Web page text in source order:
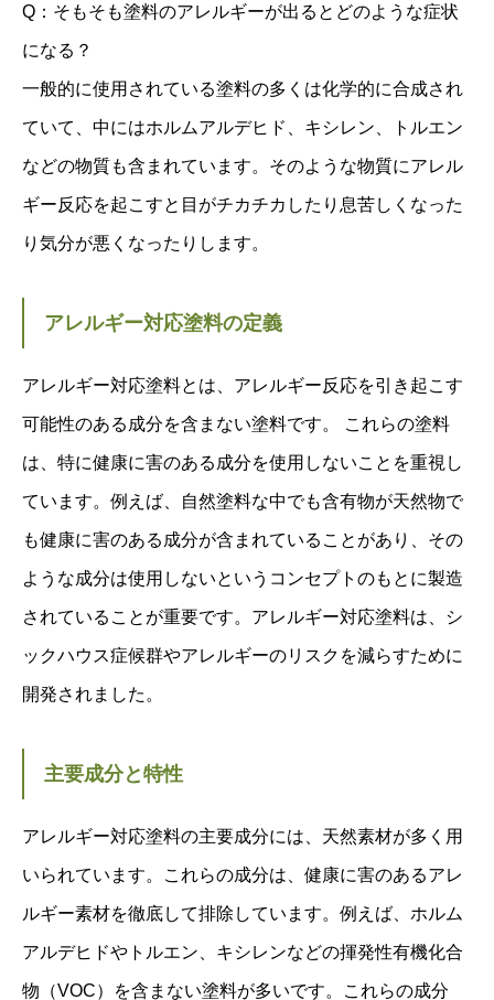
Q：そもそも塗料のアレルギーが出るとどのような症状
になる？
一般的に使用されている塗料の多くは化学的に合成され
ていて、中にはホルムアルデヒド、キシレン、トルエン
などの物質も含まれています。そのような物質にアレル
ギー反応を起こすと目がチカチカしたり息苦しくなった
り気分が悪くなったりします。
アレルギー対応塗料の定義
アレルギー対応塗料とは、アレルギー反応を引き起こす
可能性のある成分を含まない塗料です。 これらの塗料
は、特に健康に害のある成分を使用しないことを重視し
ています。例えば、自然塗料な中でも含有物が天然物で
も健康に害のある成分が含まれていることがあり、その
ような成分は使用しないというコンセプトのもとに製造
されていることが重要です。アレルギー対応塗料は、シ
ックハウス症候群やアレルギーのリスクを減らすために
開発されました。
主要成分と特性
アレルギー対応塗料の主要成分には、天然素材が多く用
いられています。これらの成分は、健康に害のあるアレ
ルギー素材を徹底して排除しています。例えば、ホルム
アルデヒドやトルエン、キシレンなどの揮発性有機化合
物（VOC）を含まない塗料が多いです。これらの成分